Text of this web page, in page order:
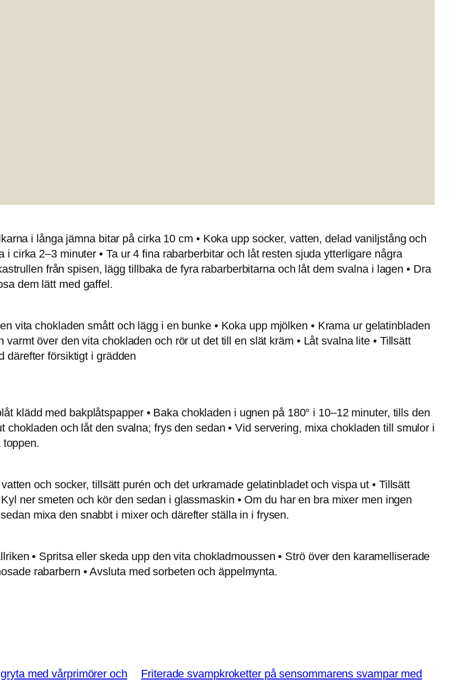
i långa jämna bitar på cirka 10 cm • Koka upp socker, vatten, delad vaniljstång och
i cirka 2–3 minuter • Ta ur 4 fina rabarberbitar och låt resten sjuda ytterligare några
från spisen, lägg tillbaka de fyra rabarberbitarna och låt dem svalna i lagen • Dra
dem lätt med gaffel.
vita chokladen smått och lägg i en bunke • Koka upp mjölken • Krama ur gelatinbladen
över den vita chokladen och rör ut det till en slät kräm • Låt svalna lite • Tillsätt
därefter försiktigt i grädden
klädd med bakplåtspapper • Baka chokladen i ugnen på 180° i 10–12 minuter, tills den
chokladen och låt den svalna; frys den sedan • Vid servering, mixa chokladen till smulor i
toppen.
och socker, tillsätt purén och det urkramade gelatinbladet och vispa ut • Tillsätt
ner smeten och kör den sedan i glassmaskin • Om du har en bra mixer men ingen
mixa den snabbt i mixer och därefter ställa in i frysen.
• Spritsa eller skeda upp den vita chokladmoussen • Strö över den karamelliserade
rabarbern • Avsluta med sorbeten och äppelmynta.
med vårprimörer och Friterade svampkroketter på sensommarens svampar med